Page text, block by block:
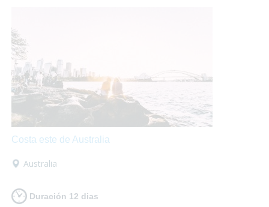
Costa este de Australia
Australia
Duración 12 dias